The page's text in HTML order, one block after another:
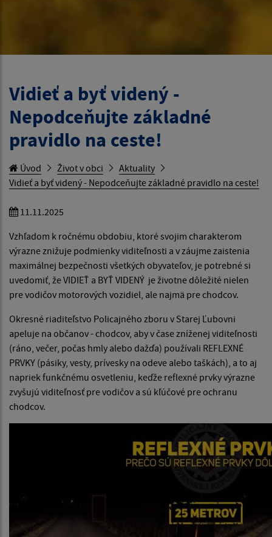
Vidieť a byť videný -
Nepodceňujte základné
pravidlo na ceste!
Úvod Život v obci
Aktuality
Vidieť a byť videný - Nepodceňujte základné pravidlo na ceste!
11.11.2025
Vzhľadom k ročnému obdobiu, ktoré svojim charakterom
výrazne znižuje podmienky viditeľnosti a v záujme zaistenia
maximálnej bezpečnosti všetkých obyvateľov, je potrebné si
uvedomiť, že VIDIEŤ a BYŤ VIDENÝ je životne dôležité nielen
pre vodičov motorových vozidiel, ale najmä pre chodcov.
Okresné riaditeľstvo Policajného zboru v Starej Ľubovni
apeluje na občanov - chodcov, aby v čase zníženej viditeľnosti
(ráno, večer, počas hmly alebo dažďa) používali REFLEXNÉ
PRVKY (pásiky, vesty, prívesky na odeve alebo taškách), a to aj
napriek funkčnému osvetleniu, keďže reflexné prvky výrazne
zvyšujú viditeľnosť pre vodičov a sú kľúčové pre ochranu
chodcov.